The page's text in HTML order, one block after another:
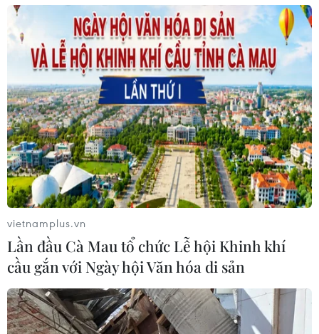
vietnamplus.vn
Lần đầu Cà Mau tổ chức Lễ hội Khinh khí
cầu gắn với Ngày hội Văn hóa di sản